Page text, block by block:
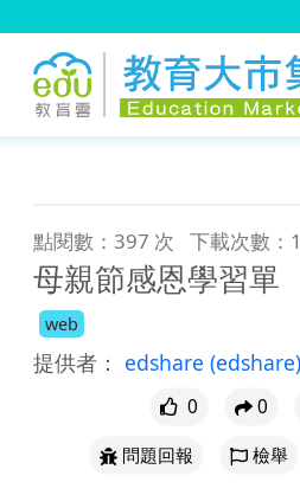
點閱數：397 次 下載次數：
母親節感恩學習單
web
提供者： edshare (edshare)
0 0
問題回報
檢舉